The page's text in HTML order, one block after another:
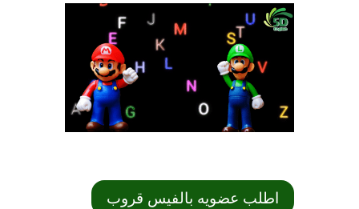
اطلب عضويه بالفيس قروب